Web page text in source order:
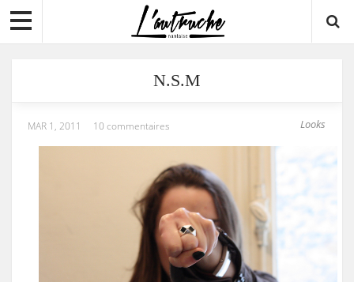
N.S.M
Looks
MAR 1, 2011 10 commentaires